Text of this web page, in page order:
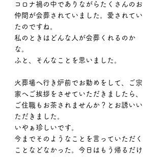
コロナ禍の中でありながらたくさんのお
仲間が会葬されていました。愛されてい
たのですね。
私のときはどんな人が会葬くれるのか
な。
ふと、そんなことを思いました。
火葬場へ行き炉前でお勤めをして、ご宗
家へご挨拶をさせていただきましたら、
ご住職もお茶されませんか？とお誘いい
ただきました。
いやぁ珍しいです。
今までそのようなことを言っていただく
ことなどなかった。今日はもう帰るだけ